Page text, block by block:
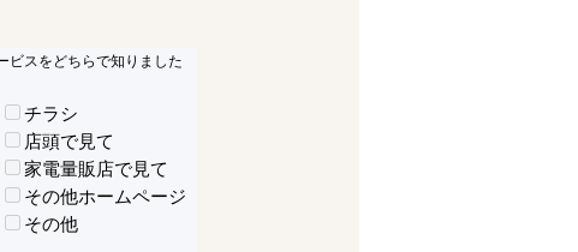
ビスをどちらで知りました
チラシ
店頭で見て
家電量販店で見て
その他ホームページ
その他